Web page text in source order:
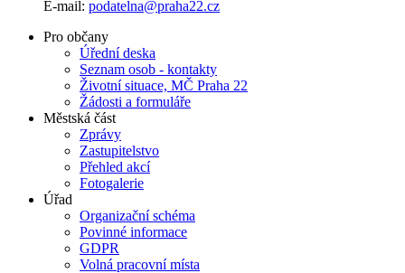
E-mail: podatelna@praha22.cz
Pro občany
Úřední deska
Seznam osob - kontakty
Životní situace, MČ Praha 22
Žádosti a formuláře
Městská část
Zprávy
Zastupitelstvo
Přehled akcí
Fotogalerie
Úřad
Organizační schéma
Povinné informace
GDPR
Volná pracovní místa